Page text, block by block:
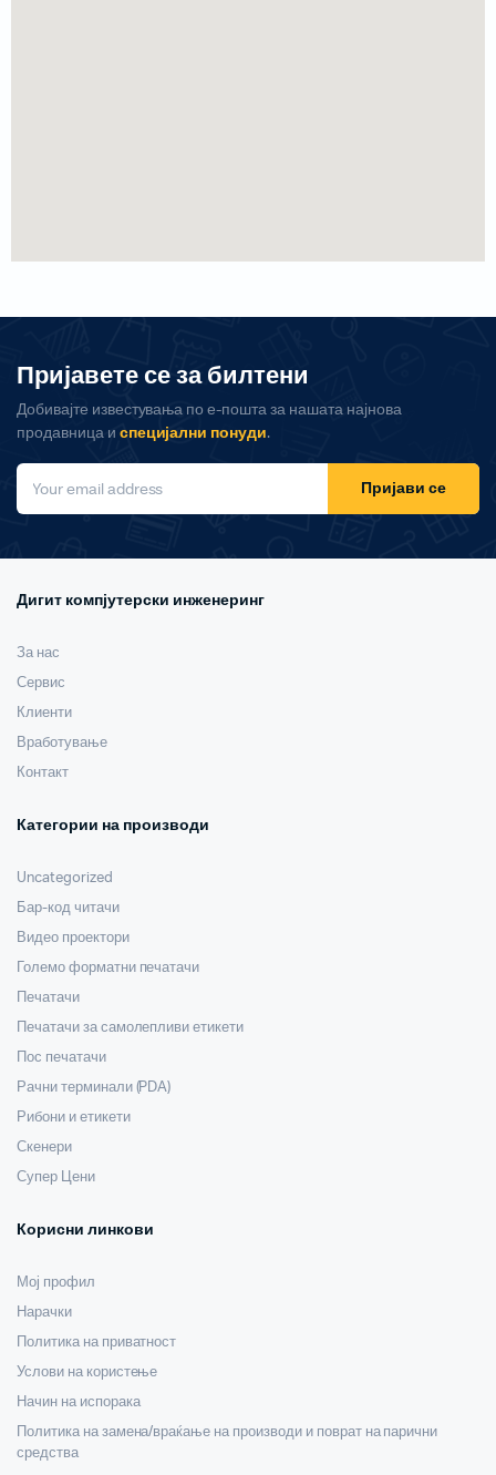
Пријавете се за билтени
Добивајте известувања по е-пошта за нашата најнова
продавница и специјални понуди.
Пријави се
Дигит компјутерски инженеринг
За нас
Сервис
Клиенти
Вработување
Контакт
Категории на производи
Uncategorized
Бар-код читачи
Видео проектори
Големо форматни печатачи
Печатачи
Печатачи за самолепливи етикети
Пос печатачи
Рачни терминали (PDA)
Рибони и етикети
Скенери
Супер Цени
Корисни линкови
Мој профил
Нарачки
Политика на приватност
Услови на користење
Начин на испорака
Политика на замена/враќање на производи и поврат на парични
средства